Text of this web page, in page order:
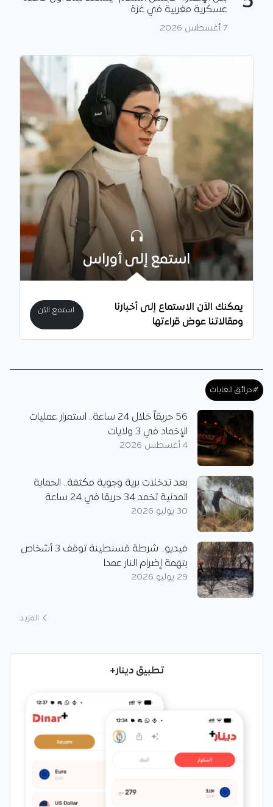
عسكرية مغربية في غزة
7 أغسطس 2026
استمع إلى أوراس
يمكنك الآن الاستماع إلى أخبارنا
ومقالاتنا عوض قراءتها
استمع الآن
#حرائق الغابات
56 حريقاً خلال 24 ساعة.. استمرار عمليات
الإخماد في 3 ولايات
4 أغسطس 2026
بعد تدخلات برية وجوية مكثفة.. الحماية
المدنية تخمد 34 حريقا في 24 ساعة
30 يوليو 2026
فيديو.. شرطة قسنطينة توقف 3 أشخاص
بتهمة إضرام النار عمدا
29 يوليو 2026
المزيد
تطبيق دينار+